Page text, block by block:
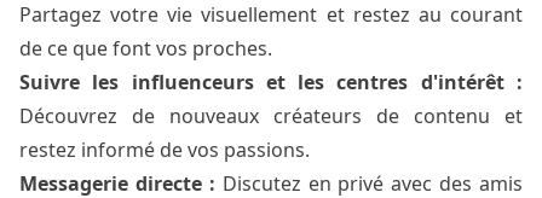
Partagez votre vie visuellement et restez au courant
de ce que font vos proches.
Suivre les influenceurs et les centres d'intérêt :
Découvrez de nouveaux créateurs de contenu et
restez informé de vos passions.
Messagerie directe : Discutez en privé avec des amis